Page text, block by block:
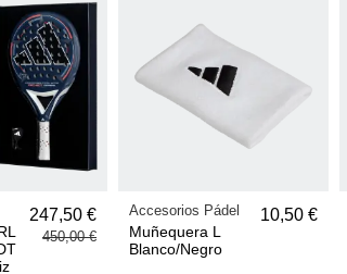
247,50 €
450,00 €
Accesorios Pádel
Muñequera L
Blanco/Negro
10,50 €